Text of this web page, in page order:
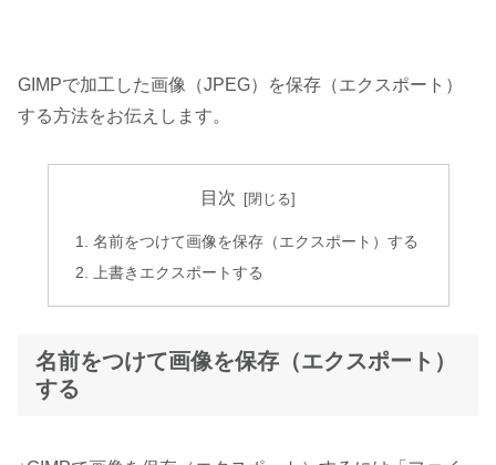
GIMPで加工した画像（JPEG）を保存（エクスポート）
する方法をお伝えします。
目次
名前をつけて画像を保存（エクスポート）する
上書きエクスポートする
名前をつけて画像を保存（エクスポート）
する